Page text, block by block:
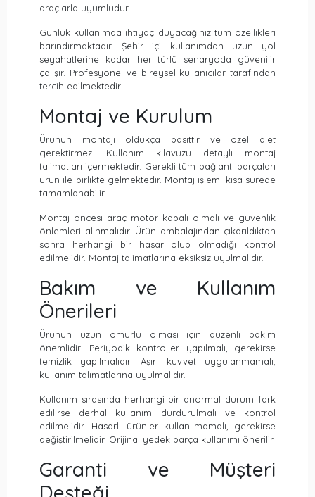
araçlarla uyumludur.
Günlük kullanımda ihtiyaç duyacağınız tüm özellikleri
barındırmaktadır. Şehir içi kullanımdan uzun yol
seyahatlerine kadar her türlü senaryoda güvenilir
çalışır. Profesyonel ve bireysel kullanıcılar tarafından
tercih edilmektedir.
Montaj ve Kurulum
Ürünün montajı oldukça basittir ve özel alet
gerektirmez. Kullanım kılavuzu detaylı montaj
talimatları içermektedir. Gerekli tüm bağlantı parçaları
ürün ile birlikte gelmektedir. Montaj işlemi kısa sürede
tamamlanabilir.
Montaj öncesi araç motor kapalı olmalı ve güvenlik
önlemleri alınmalıdır. Ürün ambalajından çıkarıldıktan
sonra herhangi bir hasar olup olmadığı kontrol
edilmelidir. Montaj talimatlarına eksiksiz uyulmalıdır.
Bakım ve Kullanım
Önerileri
Ürünün uzun ömürlü olması için düzenli bakım
önemlidir. Periyodik kontroller yapılmalı, gerekirse
temizlik yapılmalıdır. Aşırı kuvvet uygulanmamalı,
kullanım talimatlarına uyulmalıdır.
Kullanım sırasında herhangi bir anormal durum fark
edilirse derhal kullanım durdurulmalı ve kontrol
edilmelidir. Hasarlı ürünler kullanılmamalı, gerekirse
değiştirilmelidir. Orijinal yedek parça kullanımı önerilir.
Garanti ve Müşteri